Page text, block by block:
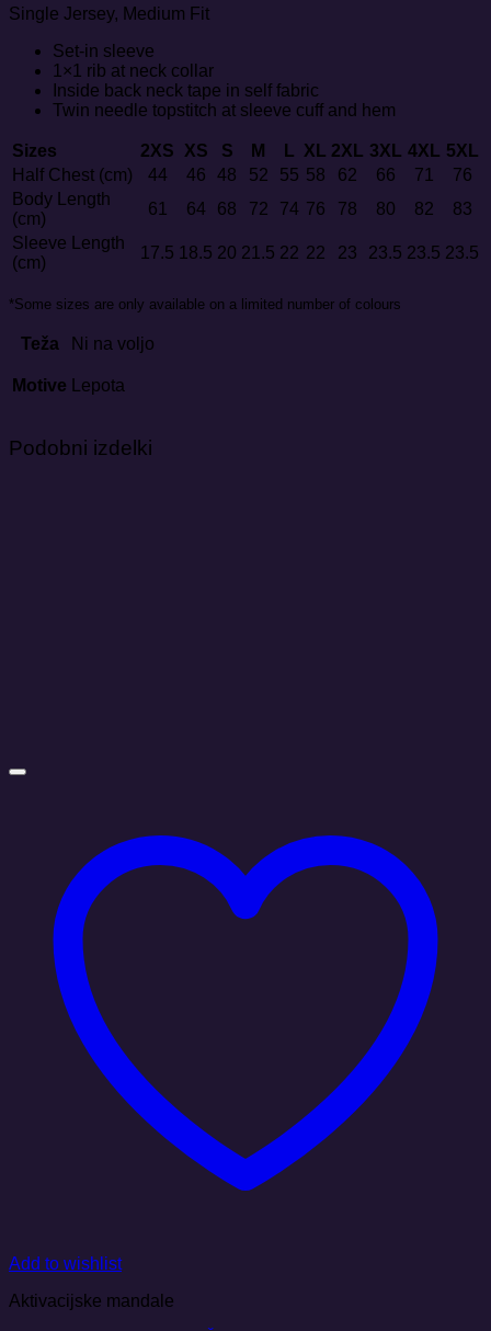
Single Jersey, Medium Fit
Set-in sleeve
1×1 rib at neck collar
Inside back neck tape in self fabric
Twin needle topstitch at sleeve cuff and hem
Sizes 2XS XS S M L XL 2XL 3XL 4XL 5XL
Half Chest (cm)
44 46 48 52 55 58 62 66 71
76
Body Length
(cm)
61 64 68 72 74 76 78 80 82
83
Sleeve Length
(cm)
17.5 18.5 20 21.5 22 22 23 23.5 23.5 23.5
*Some sizes are only available on a limited number of colours
Teža Ni na voljo
Motive Lepota
Podobni izdelki
Add to wishlist
Aktivacijske mandale